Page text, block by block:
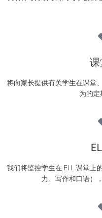
课
将向家长提供有关学生在课堂
为的定
我们将监控学生在 ELL 课堂上
力、写作和口语）